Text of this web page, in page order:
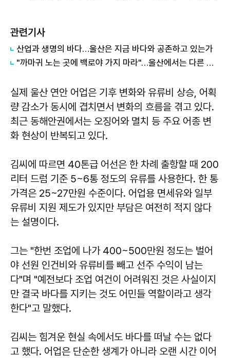
관련기사
산업과 생명의 바다…울산은 지금 바다와 공존하고 있는가
"까마귀 노는 곳에 백로야 가지 마라"…울산에서는 다른 이야기
실제 울산 연안 어업은 기후 변화와 유류비 상승, 어획
량 감소가 동시에 겹치면서 변화의 흐름을 겪고 있다.
최근 동해안권에서는 오징어와 멸치 등 주요 어종 변
화 현상이 반복되고 있다.
김씨에 따르면 40톤급 어선은 한 차례 출항할 때 200
리터 드럼 기준 5~6통 정도의 유류를 사용한다. 한 통
가격은 25~27만원 수준이다. 어업용 면세유와 일부
유류비 지원 제도가 있지만 부담은 여전히 적지 않다
는 설명이다.
그는 "한번 조업에 나가 400~500만원 정도는 벌어
야 선원 인건비와 유류비를 빼고 선주 수익이 남는
다"며 "예전보다 조업 여건이 어려워진 것은 사실이지
만 결국 바다를 지키는 것도 어민들 역할이라고 생각
한다"고 말했다.
김씨는 힘겨운 현실 속에서도 바다를 떠날 수는 없다
고 했다. 어업은 단순한 생계가 아니라 오랜 시간 이어